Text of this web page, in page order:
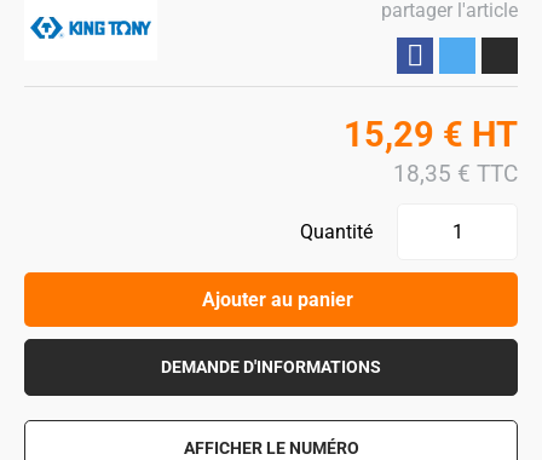
partager l'article
15,29 € HT
18,35 € TTC
Quantité
Ajouter au panier
DEMANDE D'INFORMATIONS
AFFICHER LE NUMÉRO